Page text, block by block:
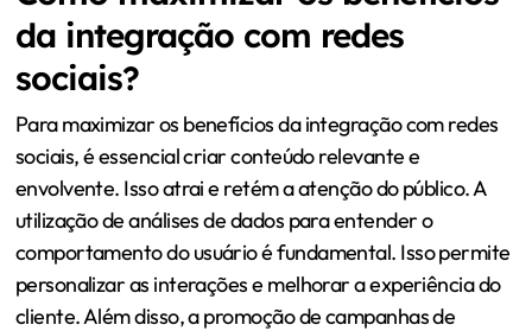
da integração com redes
sociais?
Para maximizar os benefícios da integração com redes
sociais, é essencial criar conteúdo relevante e
envolvente. Isso atrai e retém a atenção do público. A
utilização de análises de dados para entender o
comportamento do usuário é fundamental. Isso permite
personalizar as interações e melhorar a experiência do
cliente. Além disso, a promoção de campanhas de